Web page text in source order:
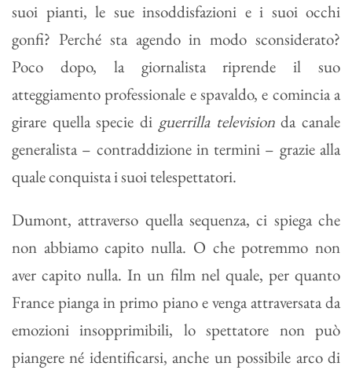
suoi pianti, le sue insoddisfazioni e i suoi occhi
gonfi? Perché sta agendo in modo sconsiderato?
Poco dopo, la giornalista riprende il suo
atteggiamento professionale e spavaldo, e comincia a
girare quella specie di guerrilla televisionda canale
generalista – contraddizione in termini – grazie alla
quale conquista i suoi telespettatori.
Dumont, attraverso quella sequenza, ci spiega che
non abbiamo capito nulla. O che potremmo non
aver capito nulla. In un film nel quale, per quanto
France pianga in primo piano e venga attraversata da
emozioni insopprimibili, lo spettatore non può
piangere né identificarsi, anche un possibile arco di